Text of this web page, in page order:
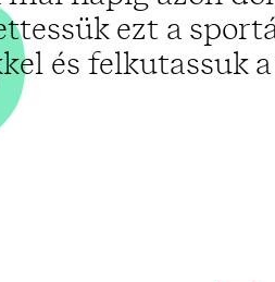
ezt a
és felkutassuk